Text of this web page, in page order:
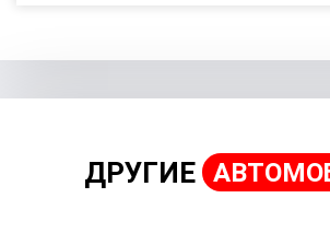
ДРУГИЕ